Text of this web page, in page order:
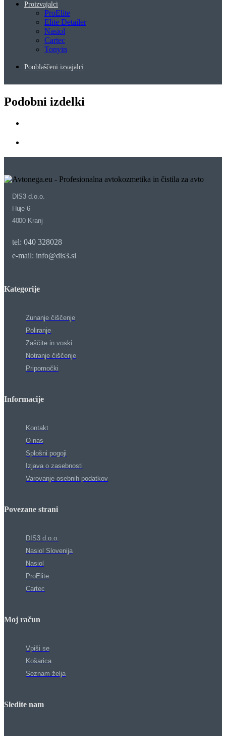
Proizvajalci
ProElite
Elite Detailer
Nasiol
Cartec
Tonyin
Pooblaščeni izvajalci
Podobni izdelki
DIS3 d.o.o.
Huje 6
4000 Kranj
tel: 040 328028
e-mail: info@dis3.si
Kategorije
Zunanje čiščenje
Poliranje
Zaščite in voski
Notranje čiščenje
Pripomočki
Informacije
Kontakt
O nas
Splošni pogoji
Izjava o zasebnosti
Varovanje osebnih podatkov
Povezane strani
DIS3 d.o.o.
Nasiol Slovenija
Nasiol
ProElite
Cartec
Moj račun
Vpiši se
Košarica
Seznam želja
Sledite nam